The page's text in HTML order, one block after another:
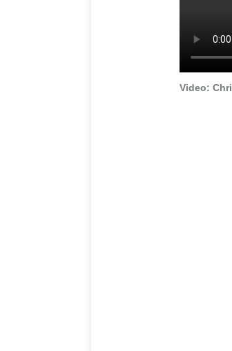
Video: